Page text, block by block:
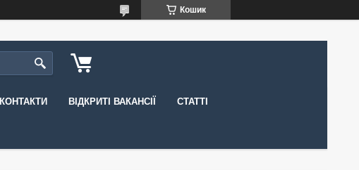
Кошик
КОНТАКТИ ВІДКРИТІ ВАКАНСІЇ СТАТТІ